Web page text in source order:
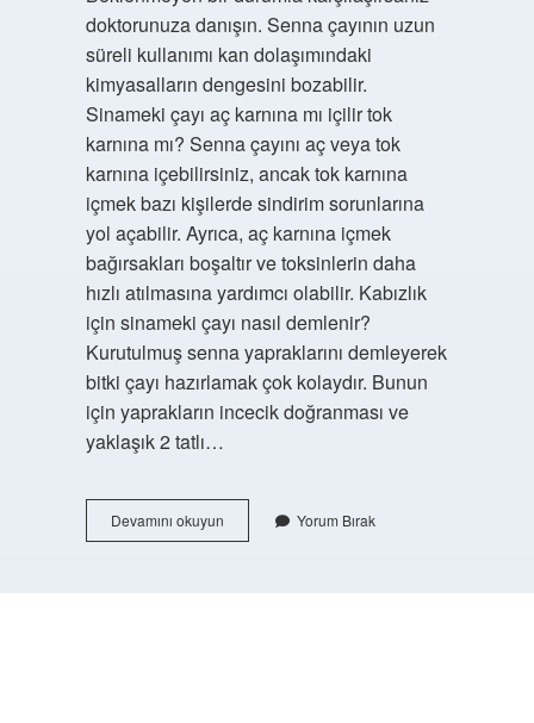
doktorunuza danışın. Senna çayının uzun
süreli kullanımı kan dolaşımındaki
kimyasalların dengesini bozabilir.
Sinameki çayı aç karnına mı içilir tok
karnına mı? Senna çayını aç veya tok
karnına içebilirsiniz, ancak tok karnına
içmek bazı kişilerde sindirim sorunlarına
yol açabilir. Ayrıca, aç karnına içmek
bağırsakları boşaltır ve toksinlerin daha
hızlı atılmasına yardımcı olabilir. Kabızlık
için sinameki çayı nasıl demlenir?
Kurutulmuş senna yapraklarını demleyerek
bitki çayı hazırlamak çok kolaydır. Bunun
için yaprakların incecik doğranması ve
yaklaşık 2 tatlı…
Devamını okuyunSinameki
Çayı
Yorum Bırak